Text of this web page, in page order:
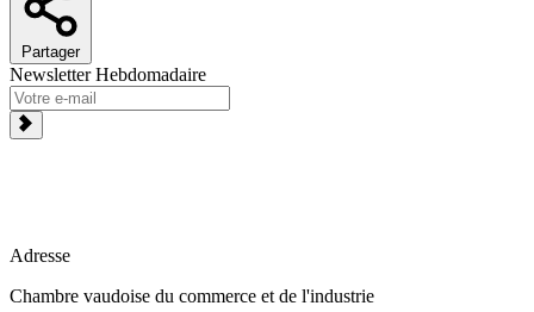
Partager
Newsletter Hebdomadaire
Adresse
Chambre vaudoise du commerce et de l'industrie